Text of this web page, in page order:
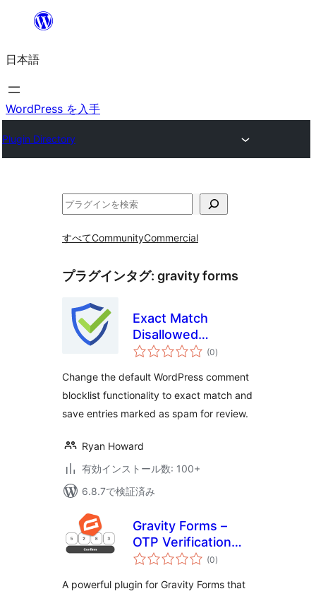
を
ス
キ
プ
日本語
WordPress を入手
Plugin Directory
検
すべてCommunityCommercial
プラグインタグ: gravity forms
Exact Match
Disallowed
Comment & (0個
の
価
)
Change the default WordPress comment
blocklist functionality to exact match and
save entries marked as spam for review.
Ryan Howard
有効インストール数: 100+
6.8.7で検証済み
Gravity Forms –
OTP Verification
(SMS/EMAIL)
(0個
の
価
)
A powerful plugin for Gravity Forms that